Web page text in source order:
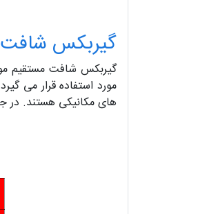
گیربکس شافت
گیربکس شافت مستقیم
های مکانیکی هستند. در